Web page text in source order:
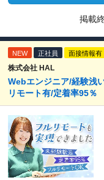
掲載
NEW 正社員 面接情報有
株式会社 HAL
Webエンジニア/経験浅
リモート有/定着率95％